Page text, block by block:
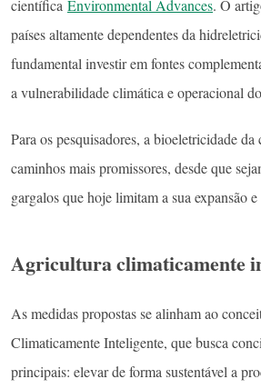
científica Environmental Advances. O
países altamente dependentes da
fundamental investir em fontes
a vulnerabilidade climática e operacional
Para os pesquisadores, a bioeletricidade da
caminhos mais promissores, desde que
gargalos que hoje limitam a sua expansão
Agricultura climaticamente
As medidas propostas se alinham ao
Climaticamente Inteligente, que busca
principais: elevar de forma sustentável a